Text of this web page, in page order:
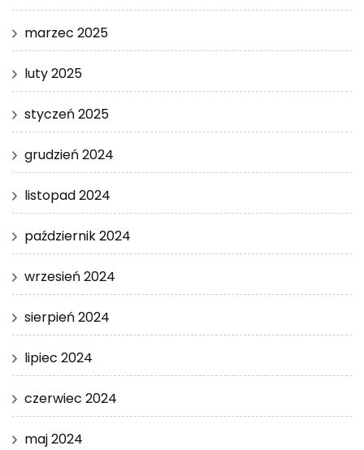
marzec 2025
luty 2025
styczeń 2025
grudzień 2024
listopad 2024
październik 2024
wrzesień 2024
sierpień 2024
lipiec 2024
czerwiec 2024
maj 2024